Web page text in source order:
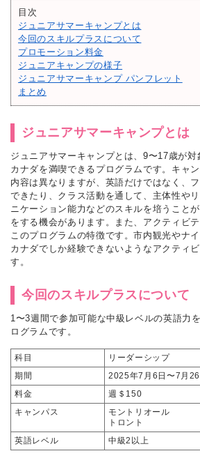
目次
ジュニアサマーキャンプとは
今回のスキルプラスについて
プロモーション料金
ジュニアキャンプの様子
ジュニアサマーキャンプ パンフレット
まとめ
ジュニアサマーキャンプとは
ジュニアサマーキャンプとは、9〜17歳が対
カナダを満喫できるプログラムです。キャ
内容は異なりますが、英語だけではなく、
できたり、クラス活動を通して、主体性や
ニケーション能力などのスキルを培うこと
をする機会があります。また、アクティビ
このプログラムの特徴です。市内観光やナ
カナダでしか経験できないようなアクティ
す。
今回のスキルプラスについて
1〜3週間で参加可能な中級レベルの英語力
ログラムです。
科目
リーダーシップ
期間
2025年7月6日〜7月26
料金
週＄150
キャンパス
モントリオール
トロント
英語レベル
中級2以上